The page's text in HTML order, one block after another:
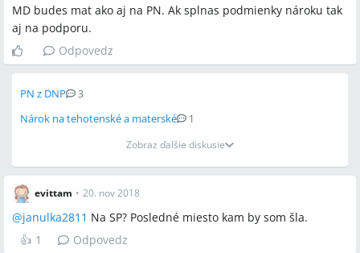
MD budes mat ako aj na PN. Ak splnas podmienky nároku tak
aj na podporu.
Odpovedz
PN z DNP 3
Nárok na tehotenské a materské
1
Zobraz ďalšie diskusie
evittam • 20. nov 2018
@janulka2811 Na SP? Posledné miesto kam by som šla.
👍 1 Odpovedz